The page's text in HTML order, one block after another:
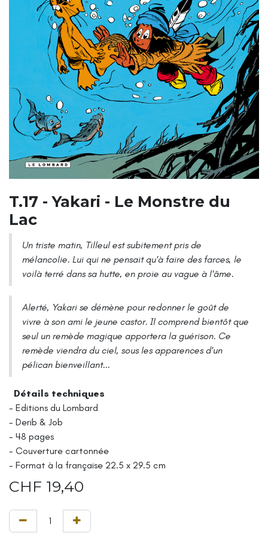
T.17 - Yakari - Le Monstre du
Lac
Un triste matin, Tilleul est subitement pris de
mélancolie. Lui qui ne pensait qu'à faire des farces, le
voilà terré dans sa hutte, en proie au vague à l'âme.
Alerté, Yakari se démène pour redonner le goût de
vivre à son ami le jeune castor. Il comprend bientôt que
seul un remède magique apportera la guérison. Ce
remède viendra du ciel, sous les apparences d'un
pélican bienveillant...
Détails techniques
- Editions du Lombard
- Derib & Job
- 48 pages
- Couverture cartonnée
- Format à la française 22.5 x 29.5 cm
CHF 19,40